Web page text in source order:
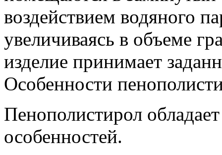
воздействием водяного
увеличиваясь в объеме
изделие принимает
Особенности
Пенополистирол
особенностей.